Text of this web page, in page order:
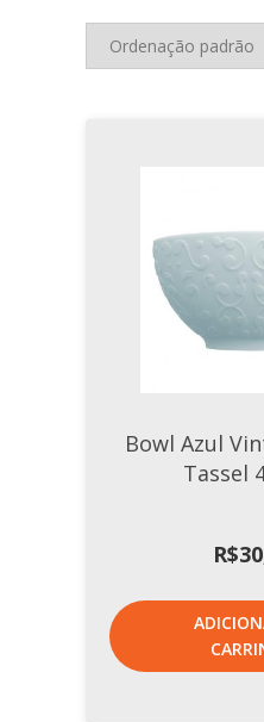
Bowl Azul
Tassel
R$